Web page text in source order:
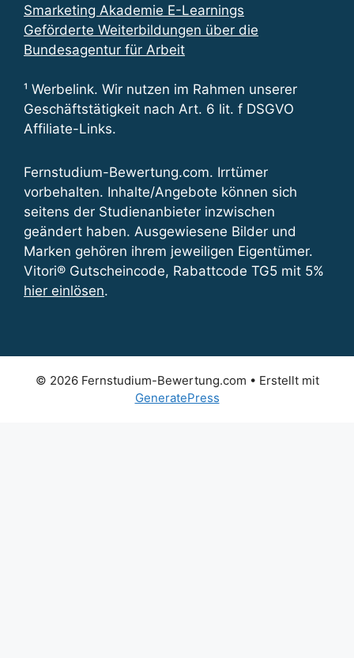
Smarketing Akademie E-Learnings
Geförderte Weiterbildungen über die
Bundesagentur für Arbeit
¹ Werbelink. Wir nutzen im Rahmen unserer
Geschäftstätigkeit nach Art. 6 lit. f DSGVO
Affiliate-Links.
Fernstudium-Bewertung.com. Irrtümer
vorbehalten. Inhalte/Angebote können sich
seitens der Studienanbieter inzwischen
geändert haben. Ausgewiesene Bilder und
Marken gehören ihrem jeweiligen Eigentümer.
Vitori® Gutscheincode, Rabattcode TG5 mit 5%
hier einlösen.
© 2026 Fernstudium-Bewertung.com • Erstellt mit
GeneratePress